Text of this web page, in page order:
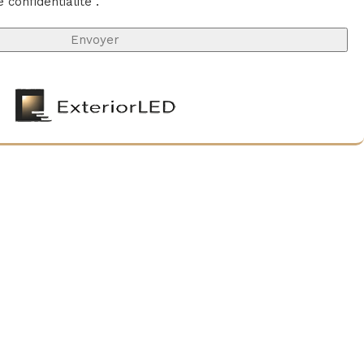
et UKCA, associées à une garantie de 3 ans, apportent
sur la conformité du produit. Pour un projet
fiable et élégante.